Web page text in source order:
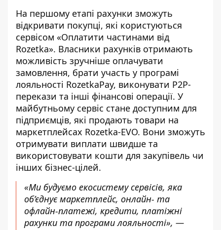
На першому етапі рахунки зможуть
відкривати покупці, які користуються
сервісом «Оплатити частинами від
Rozetka». Власники рахунків отримають
можливість зручніше оплачувати
замовлення, брати участь у програмі
лояльності RozetkaPay, виконувати P2P-
перекази та інші фінансові операції. У
майбутньому сервіс стане доступним для
підприємців, які продають товари на
маркетплейсах Rozetka-EVO. Вони зможуть
отримувати виплати швидше та
використовувати кошти для закупівель чи
інших бізнес-цілей.
«Ми будуємо екосистему сервісів, яка
об’єднує маркетплейс, онлайн- та
офлайн-платежі, кредити, платіжні
рахунки та програми лояльності», —